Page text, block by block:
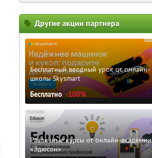
Другие акции партнера
Бесплатный вводный урок от онлайн-
школы Skysmart
Бесплатно -100%
Различные курсы от онлайн-академии
«Эдюсон»